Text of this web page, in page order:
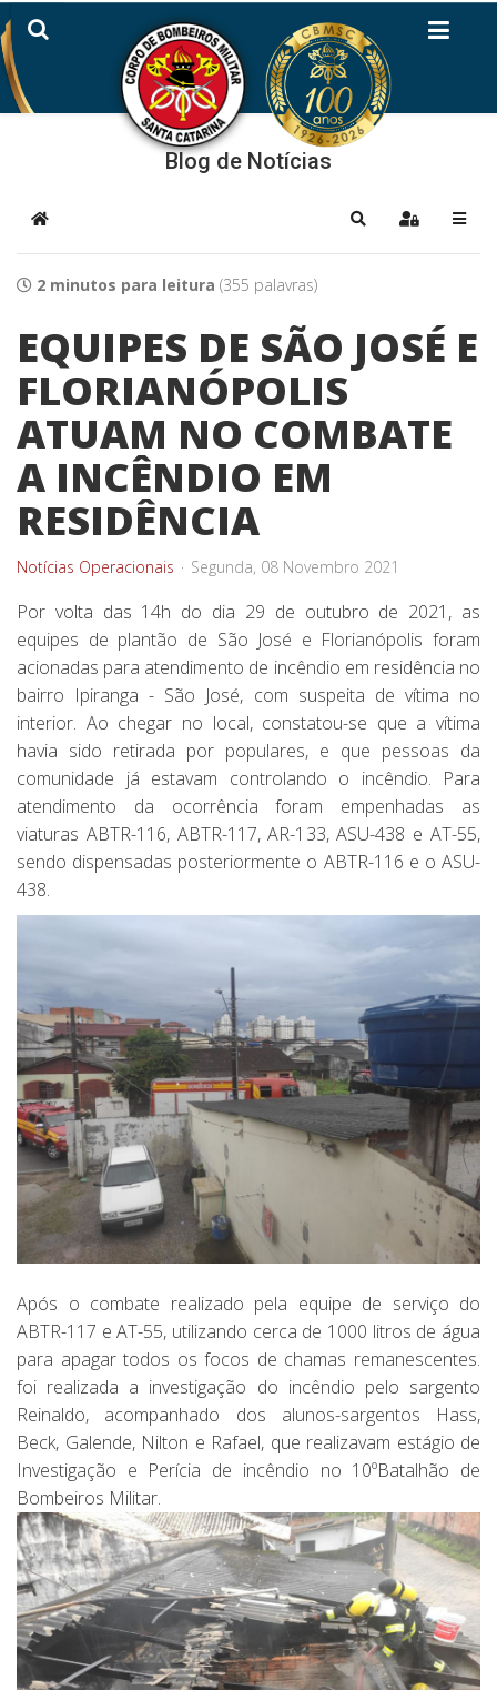
Blog de Notícias
Home PesquisarSign In
2 minutos para leitura (355 palavras)
EQUIPES DE SÃO JOSÉ E
FLORIANÓPOLIS
ATUAM NO COMBATE
A INCÊNDIO EM
RESIDÊNCIA
Notícias Operacionais Segunda, 08 Novembro 2021
Por volta das 14h do dia 29 de outubro de 2021, as
equipes de plantão de São José e Florianópolis foram
acionadas para atendimento de incêndio em residência no
bairro Ipiranga - São José, com suspeita de vítima no
interior. Ao chegar no local, constatou-se que a vítima
havia sido retirada por populares, e que pessoas da
comunidade já estavam controlando o incêndio. Para
atendimento da ocorrência foram empenhadas as
viaturas ABTR-116, ABTR-117, AR-133, ASU-438 e AT-55,
sendo dispensadas posteriormente o ABTR-116 e o ASU-
438.
Após o combate realizado pela equipe de serviço do
ABTR-117 e AT-55, utilizando cerca de 1000 litros de água
para apagar todos os focos de chamas remanescentes.
foi realizada a investigação do incêndio pelo sargento
Reinaldo, acompanhado dos alunos-sargentos Hass,
Beck, Galende, Nilton e Rafael, que realizavam estágio de
Investigação e Perícia de incêndio no 10ºBatalhão de
Bombeiros Militar.